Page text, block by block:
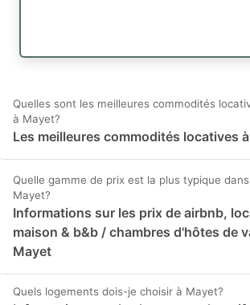
Quelles sont les meilleures commodités
à Mayet?
Les meilleures commodités locatives
Quelle gamme de prix est la plus typique
Mayet?
Informations sur les prix de airbnb,
maison & b&b / chambres d'hôtes de
Mayet
Quels logements dois-je choisir à Mayet?